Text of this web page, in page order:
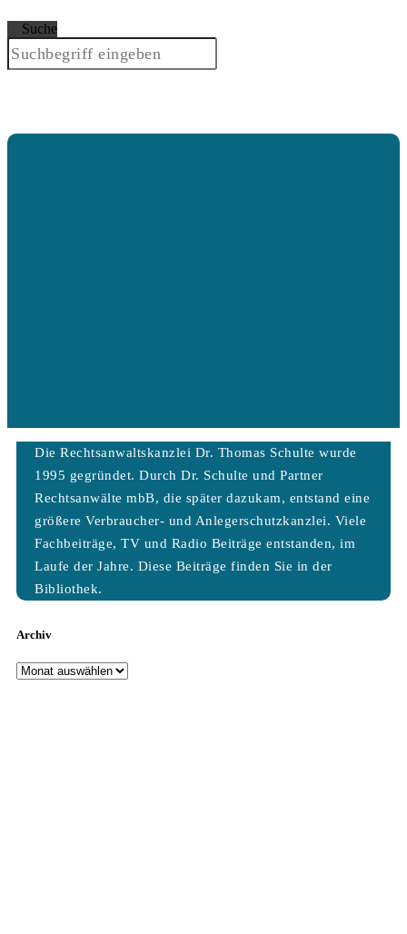
Suche
Die Rechtsanwaltskanzlei Dr. Thomas Schulte wurde
1995 gegründet. Durch Dr. Schulte und Partner
Rechtsanwälte mbB, die später dazukam, entstand eine
größere Verbraucher- und Anlegerschutzkanzlei. Viele
Fachbeiträge, TV und Radio Beiträge entstanden, im
Laufe der Jahre. Diese Beiträge finden Sie in der
Bibliothek.
Archiv
Archiv